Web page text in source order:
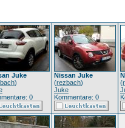
Juke
)
0
Nissan Juke
(rezbach)
Juke
Kommentare: 0
(